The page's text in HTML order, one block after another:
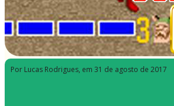
Por Lucas Rodrigues, em 31 de agosto de 2017